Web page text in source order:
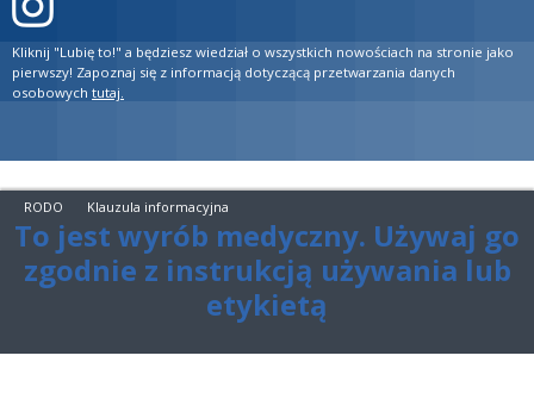
Kliknij "Lubię to!" a będziesz wiedział o wszystkich nowościach na stronie jako
pierwszy! Zapoznaj się z informacją dotyczącą przetwarzania danych
osobowych tutaj.
RODO Klauzula informacyjna
To jest wyrób medyczny. Używaj go
zgodnie z instrukcją używania lub
etykietą